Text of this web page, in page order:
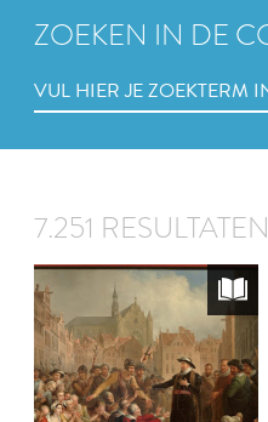
ZOEKEN IN DE
7.251 RESULTATEN